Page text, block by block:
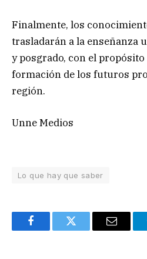
Finalmente, los
trasladarán a la enseñanza
y posgrado, con el
formación de los futuros
región.
Unne Medios
Lo que hay que saber
FacebookTwitter Email